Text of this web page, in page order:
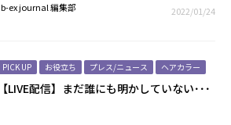
b-ex journal 編集部 2022/01/24
PICK UP お役立ち プレス/ニュース ヘアカラー
【LIVE配信】まだ誰にも明かしていない･･･